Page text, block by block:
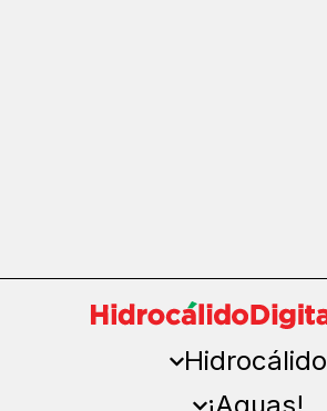
Hidrocálido